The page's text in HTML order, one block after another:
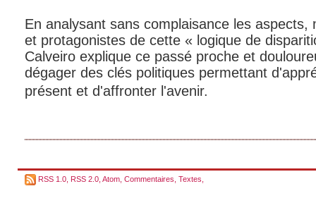
En analysant sans complaisance les aspects,
et protagonistes de cette « logique de
Calveiro explique ce passé proche et
dégager des clés politiques permettant
présent et d'affronter l'avenir.
RSS 1.0 RSS 2.0 Atom Commentaires Textes